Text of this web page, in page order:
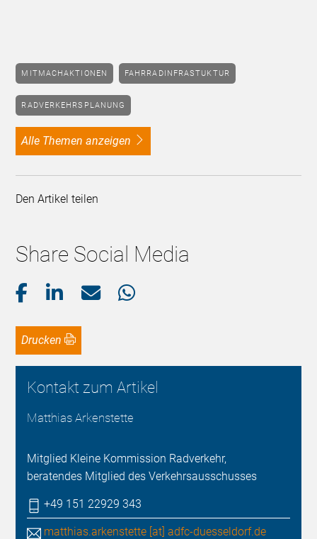
MITMACHAKTIONEN FAHRRADINFRASTUKTUR
RADVERKEHRSPLANUNG
alle Themen anzeigen
Den Artikel teilen
Share Social Media
Drucken
Kontakt zum Artikel
Matthias Arkenstette
Mitglied Kleine Kommission Radverkehr,
beratendes Mitglied des Verkehrsausschusses
+49 151 22929 343
matthias.arkenstette [at] adfc-duesseldorf.de